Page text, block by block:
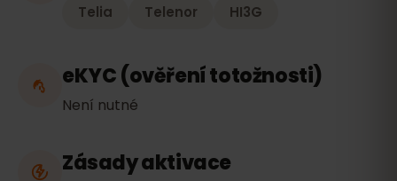
Telia Telenor HI3G
eKYC (ověření totožnosti)
Není nutné
Zásady aktivace